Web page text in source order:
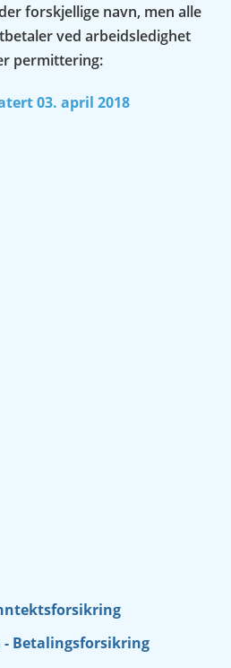
forskjellige navn, men alle
ved arbeidsledighet
permittering:
03. april 2018
- Betalingsforsikring